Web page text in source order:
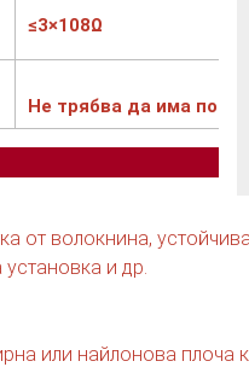
≤3×108Ω
Не трябва да има
от волокнина,
и др.
или найлонова плоча